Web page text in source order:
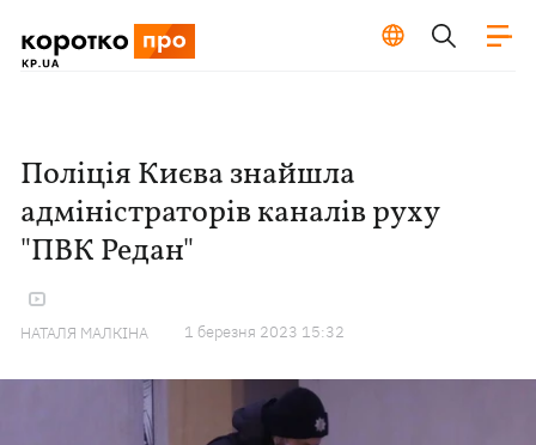
Поліція Києва знайшла
адміністраторів каналів руху
"ПВК Редан"
НАТАЛЯ МАЛКІНА 1 березня 2023 15:32